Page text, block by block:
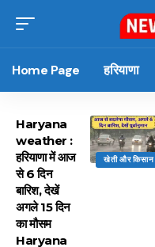
Home Page हरियाणा
खेती और किसान
Haryana
weather :
हरियाणा में आज
से 6 दिन
बारिश, देखें
अगले 15 दिन
का मौसम
Haryana